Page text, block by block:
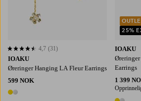
IOAKU
Øreringer Hanging LA Fleur Earrings
599 NOK
2 farger
4,7 basert på 31 karaktergivninger
4,7 (31)
IOAKU
Earrings
1 399
25%